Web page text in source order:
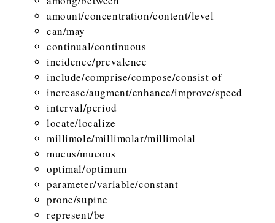
amount/concentration/content/level
can/may
continual/continuous
incidence/prevalence
include/comprise/compose/consist of
increase/augment/enhance/improve/speed
interval/period
locate/localize
millimole/millimolar/millimolal
mucus/mucous
optimal/optimum
parameter/variable/constant
prone/supine
represent/be